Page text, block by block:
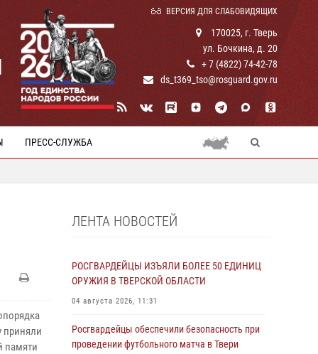
ВЕРСИЯ ДЛЯ СЛАБОВИДЯЩИХ
170025, г. Тверь
ул. Бочкина, д. 20
+ 7 (4822) 74-42-78
ds_t369_tso@rosguard.gov.ru
ПРЕСС-СЛУЖБА
приняли
памяти
ЛЕНТА НОВОСТЕЙ
РОСГВАРДЕЙЦЫ ИЗЪЯЛИ БОЛЕЕ 50 ЕДИНИЦ
ОРУЖИЯ В ТВЕРСКОЙ ОБЛАСТИ
04 августа 2026, 11:31
Росгвардейцы обеспечили безопасность при
проведении футбольного матча в Твери